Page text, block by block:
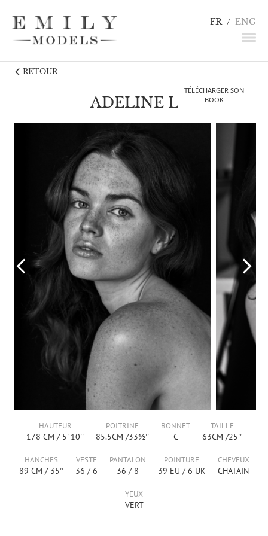
FR / ENG
NEWS
CANDIDATURE
ADELINE L
RETOUR
TÉLÉCHARGER SON
BOOK
HAUTEUR
178 CM / 5' 10''
POITRINE
85.5CM /33½''
BONNET
C
TAILLE
63CM /25''
HANCHES
89 CM / 35''
VESTE
36 /6
PANTALON
36 / 8
POINTURE
39 EU /6 UK
CHEVEUX
CHATAIN
YEUX
VERT